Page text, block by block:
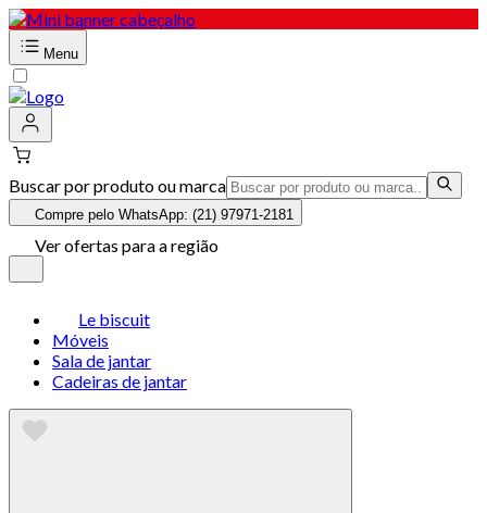
Menu
Buscar por produto ou marca
Compre pelo WhatsApp: (21) 97971-2181
Ver ofertas para a região
Le biscuit
Móveis
Sala de jantar
Cadeiras de jantar